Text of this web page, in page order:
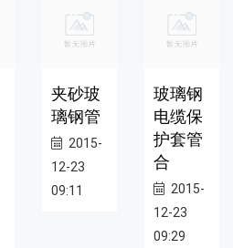
夹砂玻
璃钢管
2015-
12-23
09:11
玻璃钢
电缆保
护套管
合
2015-
12-23
09:29